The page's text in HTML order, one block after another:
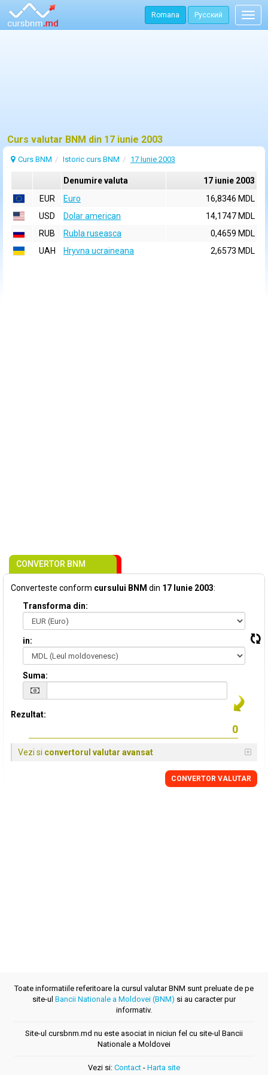
Romana Русский
Curs valutar BNM din 17 iunie 2003
Curs BNM Istoric curs BNM 17 Iunie 2003
Denumire valuta
17 iunie 2003
EUR
Euro
16,8346 MDL
USD
Dolar american
14,1747 MDL
RUB
Rubla ruseasca
0,4659 MDL
UAH
Hryvna ucraineana 2,6573 MDL
CONVERTOR BNM
Converteste conform cursului BNM din 17 Iunie 2003:
Transforma din:
in:
Suma:
Rezultat:
Vezi si convertorul valutar avansat
CONVERTOR VALUTAR
Toate informatiile referitoare la cursul valutar BNM sunt preluate de pe
site-ul Bancii Nationale a Moldovei (BNM) si au caracter pur
informativ.
Site-ul cursbnm.md nu este asociat in niciun fel cu site-ul Bancii
Nationale a Moldovei
Vezi si: Contact - Harta site